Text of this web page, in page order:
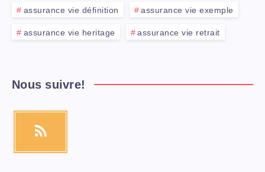
assurance vie définition assurance vie exemple
assurance vie heritage assurance vie retrait
Nous suivre!
RSS
Recevez